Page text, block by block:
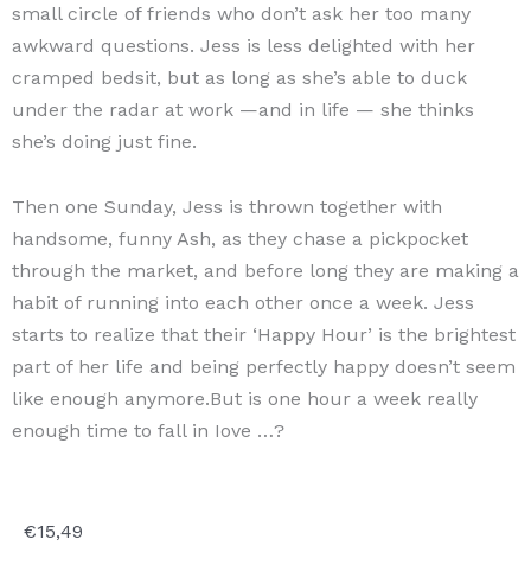
small circle of friends who don’t ask her too many
awkward questions. Jess is less delighted with her
cramped bedsit, but as long as she’s able to duck
under the radar at work —and in life — she thinks
she’s doing just fine.
Then one Sunday, Jess is thrown together with
handsome, funny Ash, as they chase a pickpocket
through the market, and before long they are making a
habit of running into each other once a week. Jess
starts to realize that their ‘Happy Hour’ is the brightest
part of her life and being perfectly happy doesn’t seem
like enough anymore.But is one hour a week really
enough time to fall in Iove …?
€15,49